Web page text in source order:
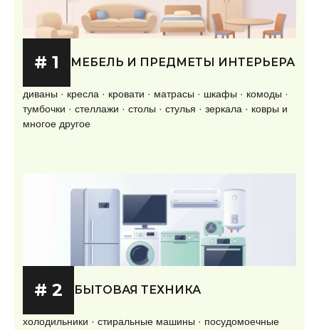
# 1 МЕБЕЛЬ И ПРЕДМЕТЫ ИНТЕРЬЕРА
диваны · кресла · кровати · матрасы · шкафы · комоды ·
тумбочки · стеллажи · столы · стулья · зеркала · ковры и
многое другое
# 2 БЫТОВАЯ ТЕХНИКА
холодильники · стиральные машины · посудомоечные